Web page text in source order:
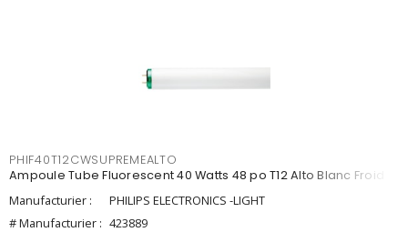
PHIF40T12CWSUPREMEALTO
Ampoule Tube Fluorescent 40 Watts 48 po T12 Alto Blanc Froid
Manufacturier :
PHILIPS ELECTRONICS -LIGHT
# Manufacturier : 423889